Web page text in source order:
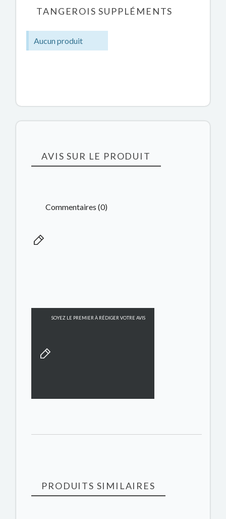
TANGEROIS SUPPLÉMENTS
Aucun produit
AVIS SUR LE PRODUIT
Commentaires (0)
SOYEZ LE PREMIER À RÉDIGER VOTRE AVIS
PRODUITS SIMILAIRES